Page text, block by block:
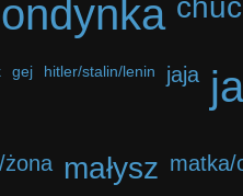
gej hitler/stalin/lenin jaja
żona małysz matka/